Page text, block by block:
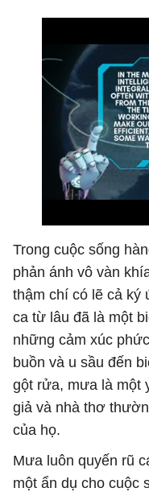
Trong cuộc sống
phản ánh vô vàn
thậm chí có lẽ cả ký
ca từ lâu đã là một
những cảm xúc
buồn và u sầu đến
gột rửa, mưa là một
giả và nhà thơ
của họ.
Mưa luôn quyến rũ
một ẩn dụ cho cuộc